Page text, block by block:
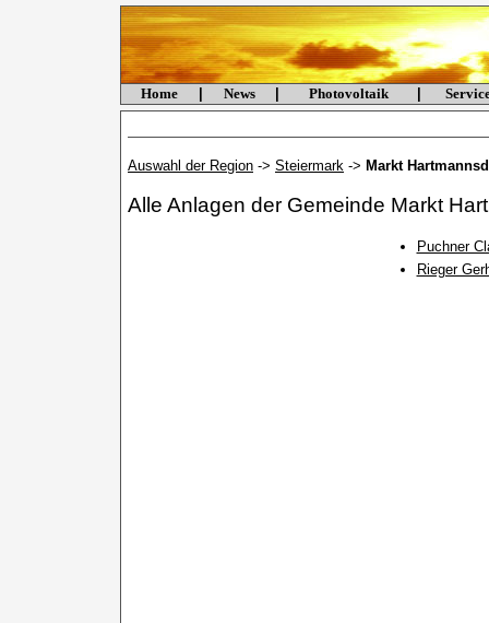
Home News Photovoltaik
Auswahl der Region -> Steiermark -> Markt
Alle Anlagen der Gemeinde Markt
Puchner
Rieger